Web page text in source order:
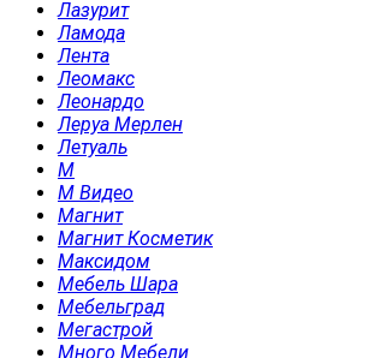
Лазурит
Ламода
Лента
Леомакс
Леонардо
Леруа Мерлен
Летуаль
М
М Видео
Магнит
Магнит Косметик
Максидом
Мебель Шара
Мебельград
Мегастрой
Много Мебели